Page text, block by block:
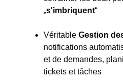
„s'imbriquent“
Véritable Gestion
notifications
et de demandes,
tickets et tâches